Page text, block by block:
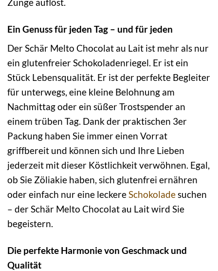
Ein Genuss für jeden Tag – und für jeden
Der Schär Melto Chocolat au Lait ist mehr als nur
ein glutenfreier Schokoladenriegel. Er ist ein
Stück Lebensqualität. Er ist der perfekte Begleiter
für unterwegs, eine kleine Belohnung am
Nachmittag oder ein süßer Trostspender an
einem trüben Tag. Dank der praktischen 3er
Packung haben Sie immer einen Vorrat
griffbereit und können sich und Ihre Lieben
jederzeit mit dieser Köstlichkeit verwöhnen. Egal,
ob Sie Zöliakie haben, sich glutenfrei ernähren
oder einfach nur eine leckereSchokoladesuchen
– der Schär Melto Chocolat au Lait wird Sie
begeistern.
Die perfekte Harmonie von Geschmack und
Qualität